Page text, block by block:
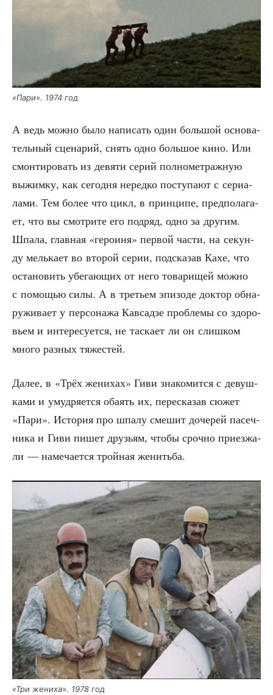
«Пари». 1974 год
А ведь мож­но было напи­сать один боль­шой осно­ва­
тель­ный сце­на­рий, снять одно боль­шое кино. Или
смон­ти­ро­вать из девя­ти серий пол­но­мет­раж­ную
выжим­ку, как сего­дня неред­ко посту­па­ют с сери­а­
ла­ми. Тем более что цикл, в прин­ци­пе, пред­по­ла­га­
ет, что вы смот­ри­те его под­ряд, одно за дру­гим.
Шпа­ла, глав­ная «геро­и­ня» пер­вой части, на секун­
ду мель­ка­ет во вто­рой серии, под­ска­зав Кахе, что
оста­но­вить убе­га­ю­щих от него това­ри­щей мож­но
с помо­щью силы. А в тре­тьем эпи­зо­де док­тор обна­
ру­жи­ва­ет у пер­со­на­жа Кав­сад­зе про­бле­мы со здо­ро­
вьем и инте­ре­су­ет­ся, не тас­ка­ет ли он слиш­ком
мно­го раз­ных тяжестей.
Далее, в «Трёх жени­хах» Гиви зна­ко­мит­ся с девуш­
ка­ми и умуд­ря­ет­ся оба­ять их, пере­ска­зав сюжет
«Пари». Исто­рия про шпа­лу сме­шит доче­рей пасеч­
ни­ка и Гиви пишет дру­зьям, что­бы сроч­но при­ез­жа­
ли — наме­ча­ет­ся трой­ная женитьба.
«Три жени­ха». 1978 год